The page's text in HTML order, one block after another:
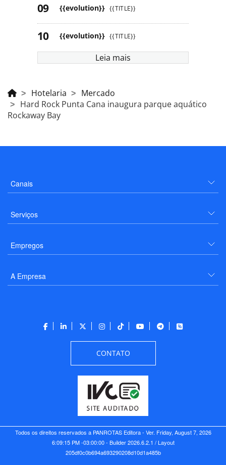
{{evolution}} {{TITLE}}
{{evolution}} {{TITLE}}
Leia mais
Hotelaria
Mercado
Hard Rock Punta Cana inaugura parque aquático
Rockaway Bay
Canais
Serviços
Empregos
A Empresa
CONTATO
Todos os direitos reservados a PANROTAS Editora - Ver. Friday, August 7, 2026
6:09:15 PM -03:00:00 - Builder 2026.6.2.1 / Layout
205df0c0b694a693290208d10d1a485b